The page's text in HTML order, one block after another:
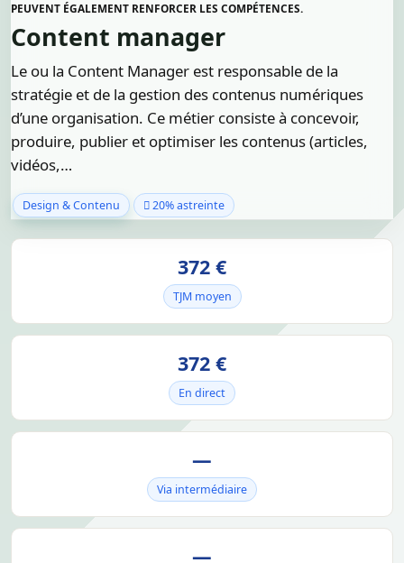
PEUVENT ÉGALEMENT RENFORCER LES COMPÉTENCES.
Content manager
Le ou la Content Manager est responsable de la
stratégie et de la gestion des contenus numériques
d’une organisation. Ce métier consiste à concevoir,
produire, publier et optimiser les contenus (articles,
vidéos,…
Design & Contenu 20% astreinte
372 €
TJM moyen
372 €
En direct
—
Via intermédiaire
—